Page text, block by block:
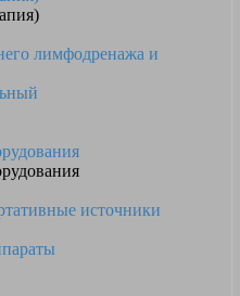
лимфодренажа и
источники